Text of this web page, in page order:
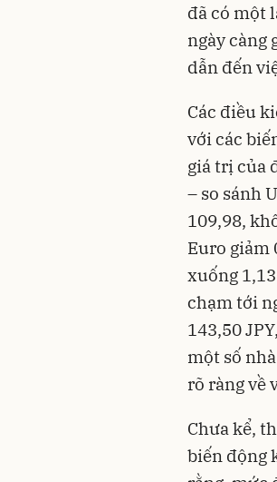
đã có một
ngày càng
dẫn đến
Các điều
với các
giá trị của
– so sánh
109,98,
Euro giảm
xuống
chạm tới
143,50
một số
rõ ràng về
Chưa kể,
biến động